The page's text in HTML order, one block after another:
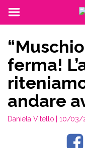
ferma!
andare
Daniela Vitello | 10/03/